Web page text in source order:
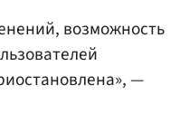
возможность
—